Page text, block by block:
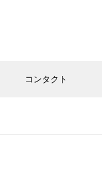
コンタクト